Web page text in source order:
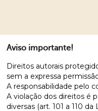
Aviso importante!
Direitos autorais
sem a expressa
A responsabilidade pelo
A violação dos direitos é
diversas (art. 101 a 110